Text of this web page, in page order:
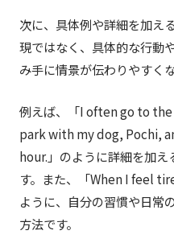
次に、具体例や詳細を加え
現ではなく、具体的な行動
み手に情景が伝わりやすく
例えば、「I often go to
park with my dog, Pochi,
hour.」のように詳細を加え
す。また、「When I feel
ように、自分の習慣や日常
方法です。